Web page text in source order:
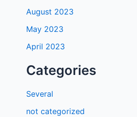
August 2023
May 2023
April 2023
Categories
Several
not categorized